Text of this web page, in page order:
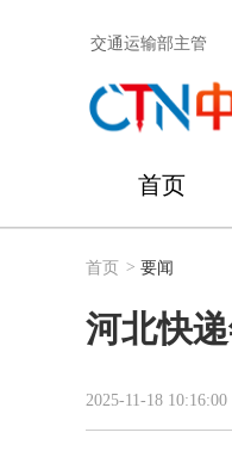
交通运输部主管
首页
首页 > 要闻
河北快
2025-11-18 10:16:00